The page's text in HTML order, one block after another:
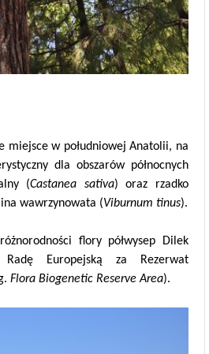
miejsce w południowej Anatolii, na
dla obszarów północnych
(Castanea sativa) oraz rzadko
wawrzynowata (Viburnum tinus).
flory półwysep Dilek
Europejską za Rezerwat
Flora Biogenetic Reserve Area).